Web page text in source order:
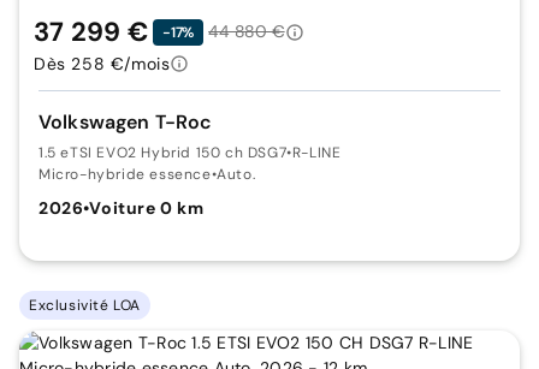
Volkswagen T-Roc
1.5 eTSI EVO2 Hybrid 150 ch DSG7•R-LINE
Micro-hybride essence•Auto.
2026•Voiture 0 km
37 299 € -17%
44 880 €
Dès 258 €/mois
Exclusivité LOA